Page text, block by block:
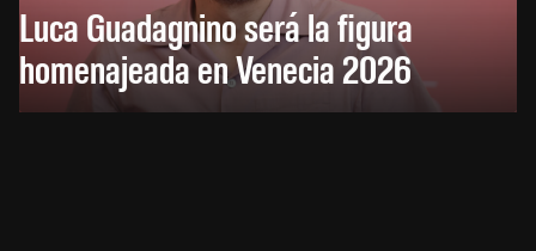
Luca Guadagnino será la figura
homenajeada en Venecia 2026